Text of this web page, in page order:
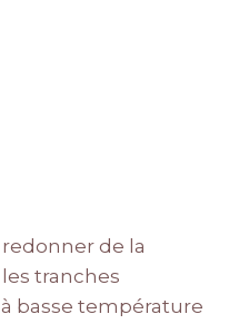
de la
tranches
basse température